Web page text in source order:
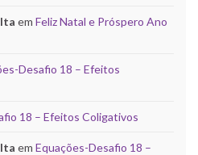
em Feliz Natal e Próspero Ano
Desafio 18 – Efeitos
18 – Efeitos Coligativos
em Equações-Desafio 18 –